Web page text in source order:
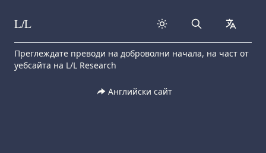
Skip to content
L/L Search
Преглеждате преводи на доброволни начала, на част от
уебсайта на L/L Research
Английски сайт